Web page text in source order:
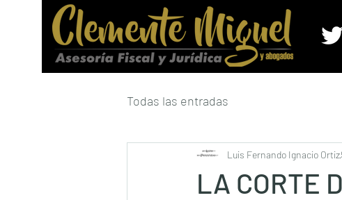
Todas las entradas
LA CORTE
Luis Fernando Ignacio Ortiz